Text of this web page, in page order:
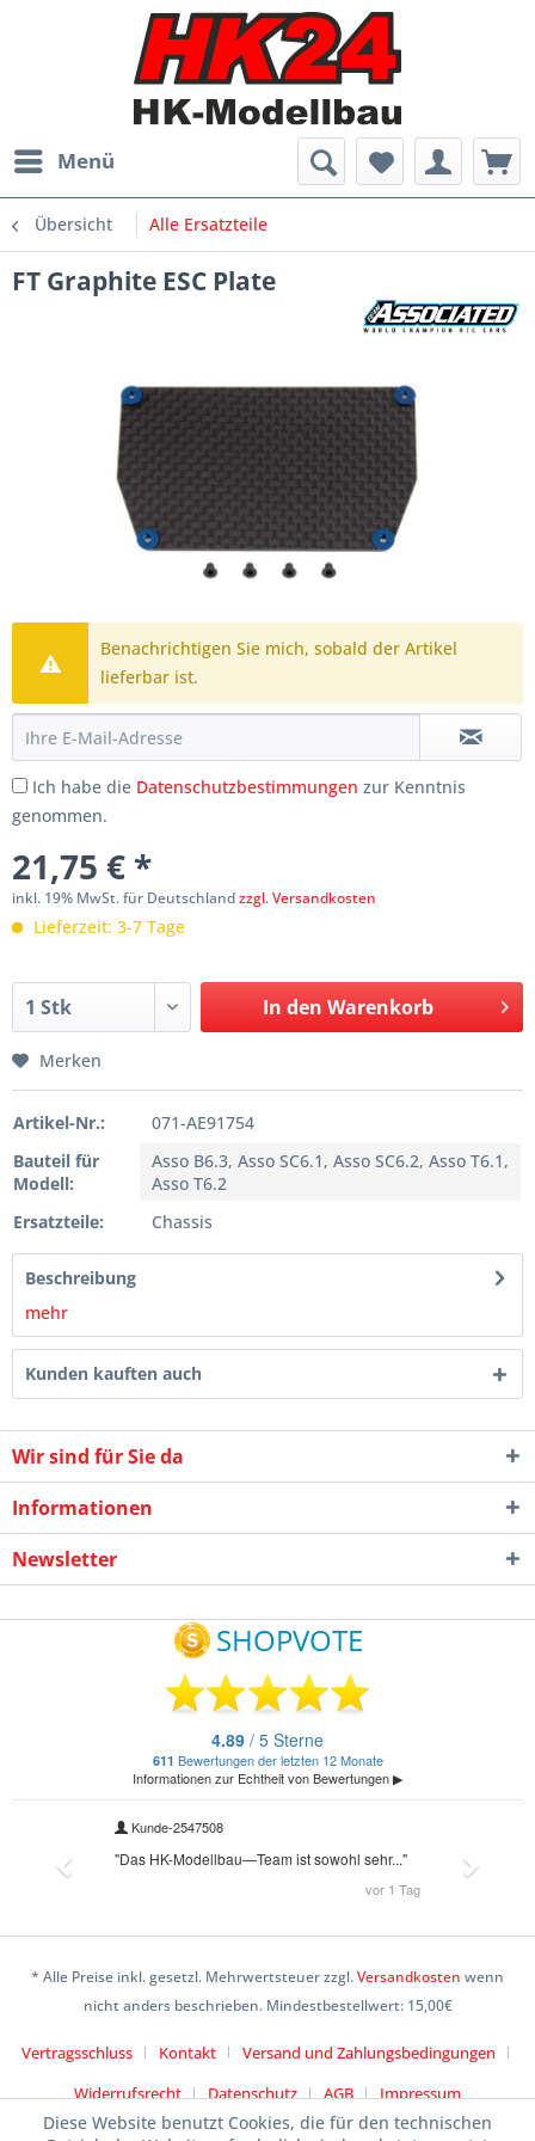
Menü
Übersicht Alle Ersatzteile
FT Graphite ESC Plate
Benachrichtigen Sie mich, sobald der Artikel
lieferbar ist.
Ich habe die Datenschutzbestimmungen zur Kenntnis
genommen.
21,75 € *
inkl. 19% MwSt. für Deutschlandzzgl. Versandkosten
Lieferzeit: 3-7 Tage
In den Warenkorb
Merken
Artikel-Nr.:
071-AE91754
Bauteil für
Modell:
Asso B6.3, Asso SC6.1, Asso SC6.2, Asso T6.1,
Asso T6.2
Ersatzteile:
Chassis
Beschreibung
mehr
Kunden kauften auch
Wir sind für Sie da
Informationen
Newsletter
* Alle Preise inkl. gesetzl. Mehrwertsteuer zzgl.Versandkosten wenn
nicht anders beschrieben. Mindestbestellwert: 15,00€
Vertragsschluss Kontakt
Versand und Zahlungsbedingungen
Widerrufsrecht
Datenschutz AGB Impressum
Diese Website benutzt Cookies, die für den technischen